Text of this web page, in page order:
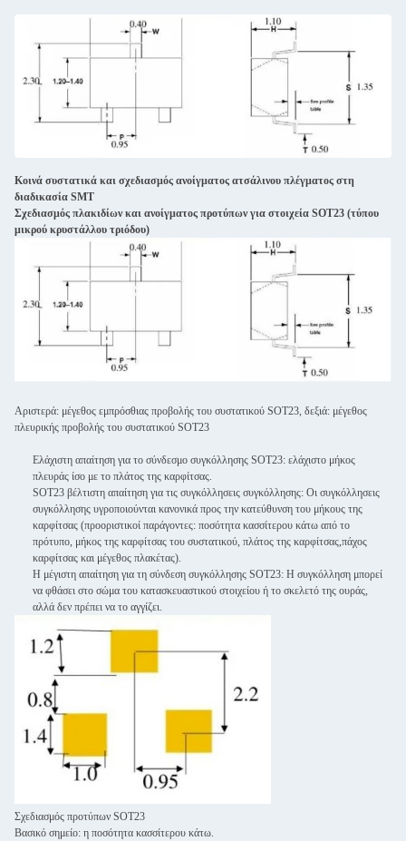
Κοινά συστατικά και σχεδιασμός ανοίγματος ατσάλινου πλέγματος στη
διαδικασία SMT
Σχεδιασμός πλακιδίων και ανοίγματος προτύπων για στοιχεία SOT23 (τύπου
μικρού κρυστάλλου τριόδου)
Αριστερά: μέγεθος εμπρόσθιας προβολής του συστατικού SOT23, δεξιά: μέγεθος
πλευρικής προβολής του συστατικού SOT23
Ελάχιστη απαίτηση για το σύνδεσμο συγκόλλησης SOT23: ελάχιστο μήκος
πλευράς ίσο με το πλάτος της καρφίτσας.
SOT23 βέλτιστη απαίτηση για τις συγκόλλησεις συγκόλλησης: Οι συγκόλλησεις
συγκόλλησης υγροποιούνται κανονικά προς την κατεύθυνση του μήκους της
καρφίτσας (προοριστικοί παράγοντες: ποσότητα κασσίτερου κάτω από το
πρότυπο, μήκος της καρφίτσας του συστατικού, πλάτος της καρφίτσας,πάχος
καρφίτσας και μέγεθος πλακέτας).
Η μέγιστη απαίτηση για τη σύνδεση συγκόλλησης SOT23: Η συγκόλληση μπορεί
να φθάσει στο σώμα του κατασκευαστικού στοιχείου ή το σκελετό της ουράς,
αλλά δεν πρέπει να το αγγίζει.
Σχεδιασμός προτύπων SOT23
Βασικό σημείο: η ποσότητα κασσίτερου κάτω.